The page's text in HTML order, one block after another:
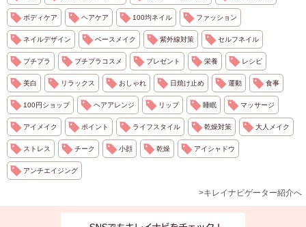
ボディケア ヘアケア 100均ネイル ファッション
ネイルデザイン ベースメイク 紫外線対策 セルフネイル
プチプラ プチプラコスメ プレゼント 栄養 レシピ
美白 リラックス おしゃれ 日焼け止め 運動 食事
100円ショップ ヘアアレンジ リップ 睡眠 マッサージ
アイメイク ポイント ライフスタイル 乾燥対策 大人メイク
ストレス チーク 小顔 乾燥 アイシャドウ
アンチエイジング
>キレイナビゲーター紹介へ